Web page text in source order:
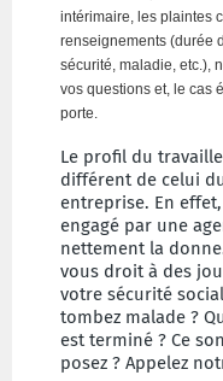
intérimaire, les plaintes
renseignements (durée
sécurité, maladie, etc.),
vos questions et, le cas
porte.
Le profil du
différent de celui
entreprise. En
engagé par une
nettement la
vous droit à des
votre sécurité
tombez malade ?
est terminé ? Ce
posez ? Appelez